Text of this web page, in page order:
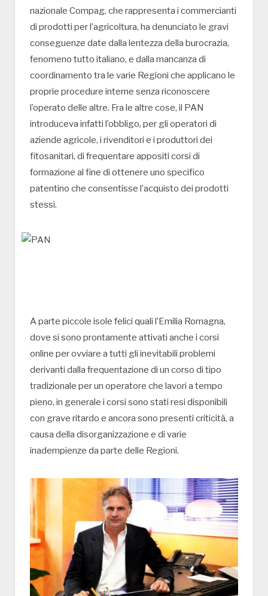
nazionale Compag, che rappresenta i commercianti
di prodotti per l’agricoltura, ha denunciato le gravi
conseguenze date dalla lentezza della burocrazia,
fenomeno tutto italiano, e dalla mancanza di
coordinamento tra le varie Regioni che applicano le
proprie procedure interne senza riconoscere
l’operato delle altre. Fra le altre cose, il PAN
introduceva infatti l’obbligo, per gli operatori di
aziende agricole, i rivenditori e i produttori dei
fitosanitari, di frequentare appositi corsi di
formazione al fine di ottenere uno specifico
patentino che consentisse l’acquisto dei prodotti
stessi.
A parte piccole isole felici quali l’Emilia Romagna,
dove si sono prontamente attivati anche i corsi
online per ovviare a tutti gli inevitabili problemi
derivanti dalla frequentazione di un corso di tipo
tradizionale per un operatore che lavori a tempo
pieno, in generale i corsi sono stati resi disponibili
con grave ritardo e ancora sono presenti criticità, a
causa della disorganizzazione e di varie
inadempienze da parte delle Regioni.